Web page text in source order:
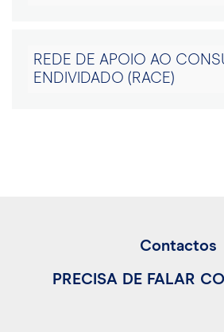
REDE DE APOIO AO
ENDIVIDADO (RACE)
Contactos
PRECISA DE FALAR